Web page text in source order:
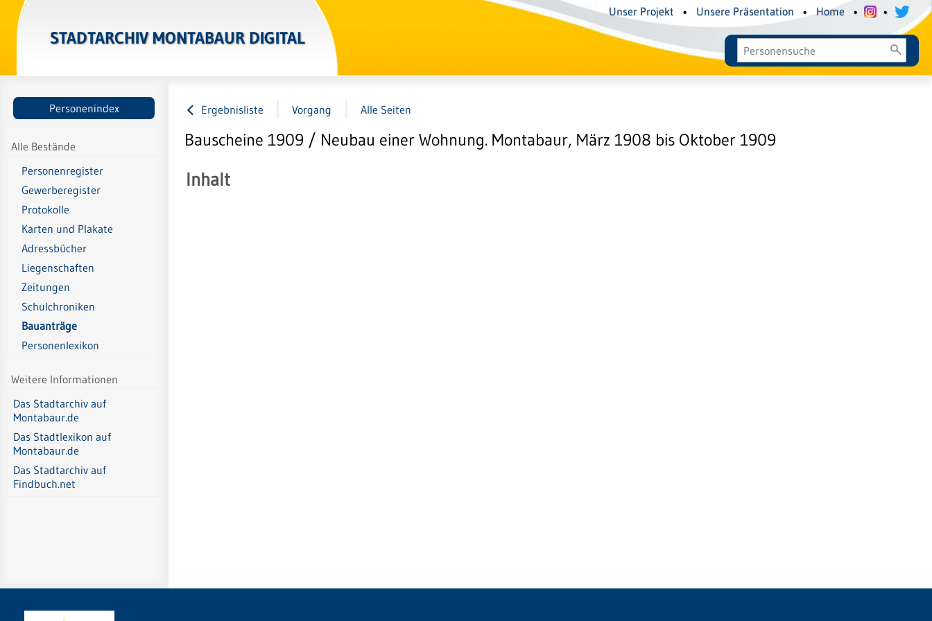
STADTARCHIV MONTABAUR DIGITAL
Unser Projekt • Unsere Präsentation • Home • •
Personenindex
Alle Bestände
Personenregister
Gewerberegister
Protokolle
Karten und Plakate
Adressbücher
Liegenschaften
Zeitungen
Schulchroniken
Bauanträge
Personenlexikon
Weitere Informationen
Das Stadtarchiv auf
Montabaur.de
Das Stadtlexikon auf
Montabaur.de
Das Stadtarchiv auf
Findbuch.net
Ergebnisliste Vorgang Alle Seiten
Bauscheine 1909 / Neubau einer Wohnung. Montabaur, März 1908 bis Oktober 1909
Inhalt